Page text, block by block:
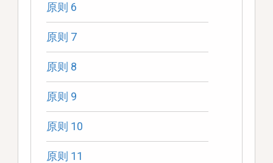
原则 6
原则 7
原则 8
原则 9
原则 10
原则 11